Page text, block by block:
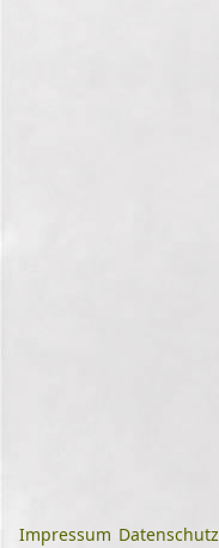
Impressum Datenschutz